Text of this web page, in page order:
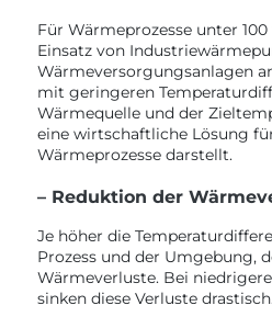
Für Wärmeprozesse unter
Einsatz von
Wärmeversorgungsanlagen
mit geringeren
Wärmequelle und der
eine wirtschaftliche Lösung
Wärmeprozesse darstellt.
– Reduktion der
Je höher die
Prozess und der Umgebung,
Wärmeverluste. Bei
sinken diese Verluste